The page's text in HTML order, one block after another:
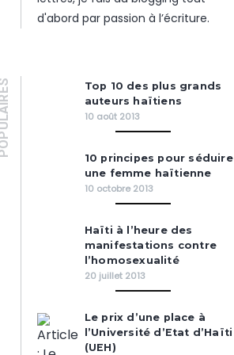
d'abord par passion à l’écriture.
Top 10 des plus grands
auteurs haïtiens
10 août 2013
10 principes pour séduire
une femme haïtienne
10 octobre 2013
Haïti à l’heure des
manifestations contre
l’homosexualité
20 juillet 2013
Le prix d’une place à
l’Université d’Etat d’Haïti
(UEH)